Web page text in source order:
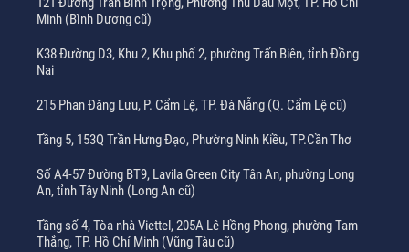
Minh (Bình Dương cũ)
K38 Đường D3, Khu 2, Khu phố 2, phường Trấn Biên, tỉnh Đồng
Nai
215 Phan Đăng Lưu, P. Cẩm Lệ, TP. Đà Nẵng (Q. Cẩm Lệ cũ)
Tầng 5, 153Q Trần Hưng Đạo, Phường Ninh Kiều, TP.Cần Thơ
Số A4-57 Đường BT9, Lavila Green City Tân An, phường Long
An, tỉnh Tây Ninh (Long An cũ)
Tầng số 4, Tòa nhà Viettel, 205A Lê Hồng Phong, phường Tam
Thắng, TP. Hồ Chí Minh (Vũng Tàu cũ)